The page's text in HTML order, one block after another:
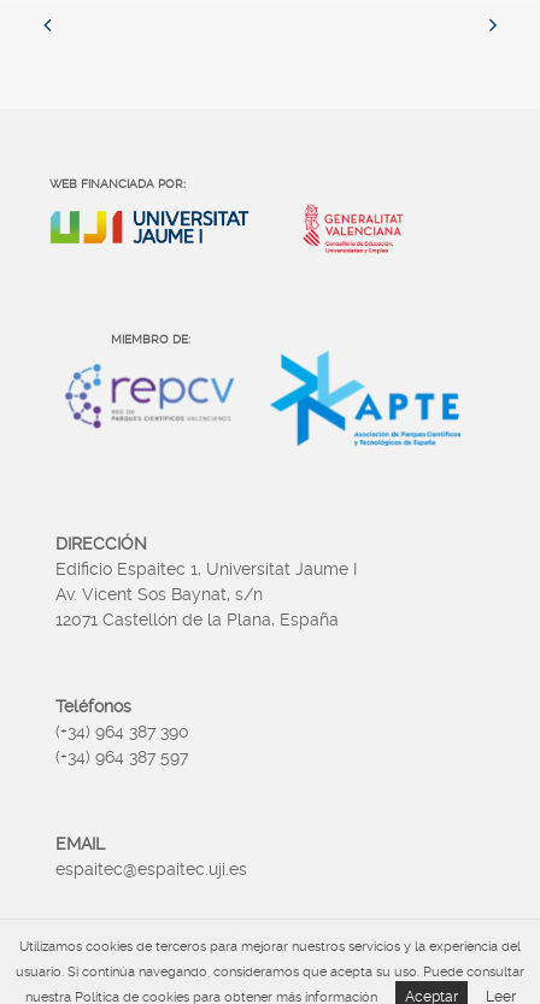
WEB FINANCIADA POR:
MIEMBRO DE:
DIRECCIÓN
Edificio Espaitec 1, Universitat Jaume I
Av. Vicent Sos Baynat, s/n
12071 Castellón de la Plana, España
Teléfonos
(+34) 964 387 390
(+34) 964 387 597
EMAIL
espaitec@espaitec.uji.es
HORARIO
Lunes a Viernes 09:00 – 15.00
Utilizamos cookies de terceros para mejorar nuestros servicios y la experiencia del
usuario. Si continúa navegando, consideramos que acepta su uso. Puede consultar
nuestra Política de cookies para obtener más información
Aceptar Leer